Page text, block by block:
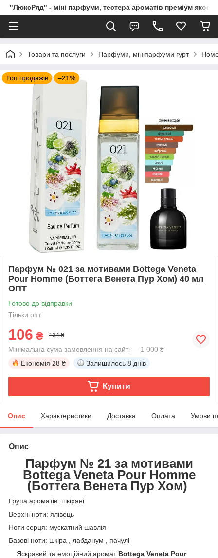
"ЛюксРяд" - міні парфуми, тестера ароматів преміум
Товари та послуги Парфуми, мініпарфуми гурт
Топ продажів –21%
Парфум № 021 за мотивами Bottega Veneta
Pour Homme (Боттега Венета Пур Хом) 40 мл
ОПТ
Готово до відправки
Тільки опт
106 ₴ 134 ₴
Мінімальна сума замовлення на сайті — 1 000 ₴
Економія 28 ₴ Залишилось 8 днів
Купити
Опис Характеристики Доставка Оплата Умови
Опис
Парфум № 21 за мотивами
Bottega Veneta Pour Homme
(Боттега Венета Пур Хом)
Група ароматів: шкіряні
Верхні ноти: ялівець
Ноти серця: мускатний шавлія
Базові ноти: шкіра , лабданум , пачулі
Яскравий та емоційний аромат Bottega Veneta Pour